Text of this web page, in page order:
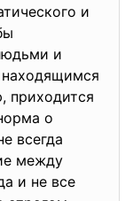
и
и
находящимся
приходится
о
всегда
между
и не все